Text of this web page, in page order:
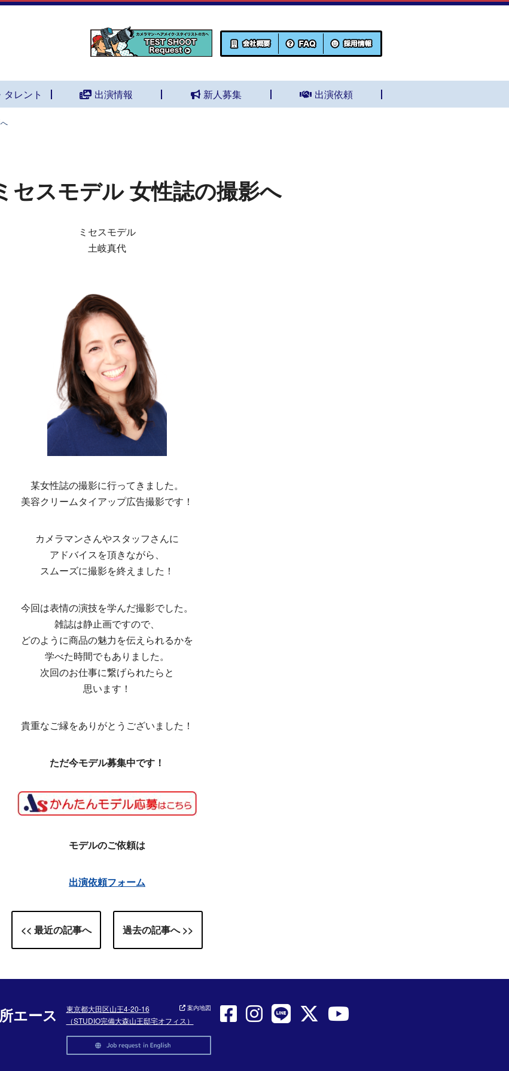
タレント 出演情報 新人募集 出演依頼
セスモデル 女性誌の撮影へ
ミセスモデル
土岐真代
某女性誌の撮影に行ってきました。
美容クリームタイアップ広告撮影です！
カメラマンさんやスタッフさんに
アドバイスを頂きながら、
スムーズに撮影を終えました！
今回は表情の演技を学んだ撮影でした。
雑誌は静止画ですので、
どのように商品の魅力を伝えられるかを
学べた時間でもありました。
次回のお仕事に繋げられたらと
思います！
貴重なご縁をありがとうございました！
ただ今モデル募集中です！
モデルのご依頼は
出演依頼フォーム
<< 最近の記事へ 過去の記事へ >>
エース
東京都大田区山王4-20-16
（STUDIO完備大森山王邸宅オフィス）
案内地図